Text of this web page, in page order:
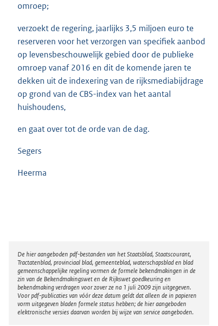
omroep;
verzoekt de regering, jaarlijks 3,5 miljoen euro te
reserveren voor het verzorgen van specifiek aanbod
op levensbeschouwelijk gebied door de publieke
omroep vanaf 2016 en dit de komende jaren te
dekken uit de indexering van de rijksmediabijdrage
op grond van de CBS-index van het aantal
huishoudens,
en gaat over tot de orde van de dag.
Segers
Heerma
Disclaimer
De hier aangeboden pdf-bestanden van het Staatsblad, Staatscourant,
Tractatenblad, provinciaal blad, gemeenteblad, waterschapsblad en blad
gemeenschappelijke regeling vormen de formele bekendmakingen in de
zin van de Bekendmakingswet en de Rijkswet goedkeuring en
bekendmaking verdragen voor zover ze na 1 juli 2009 zijn uitgegeven.
Voor pdf-publicaties van vóór deze datum geldt dat alleen de in papieren
vorm uitgegeven bladen formele status hebben; de hier aangeboden
elektronische versies daarvan worden bij wijze van service aangeboden.